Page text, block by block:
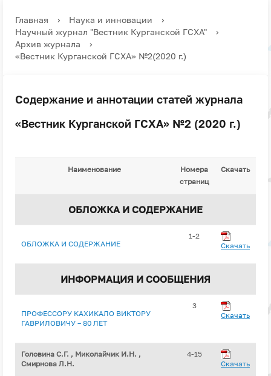
Главная › Наука и инновации
›
Научный журнал "Вестник Курганской ГСХА"
›
Архив журнала
›
«Вестник Курганской ГСХА» №2(2020 г.)
Содержание и аннотации статей журнала
«Вестник Курганской ГСХА» №2 (2020 г.)
Наименование
Номера
страниц
Скачать
ОБЛОЖКА И СОДЕРЖАНИЕ
ОБЛОЖКА И СОДЕРЖАНИЕ
1-2
Скачать
ИНФОРМАЦИЯ И СООБЩЕНИЯ
ПРОФЕССОРУ КАХИКАЛО ВИКТОРУ
ГАВРИЛОВИЧУ – 80 ЛЕТ
3
Скачать
Головина С.Г. , Миколайчик И.Н. ,
Смирнова Л.Н.
4-15
Скачать